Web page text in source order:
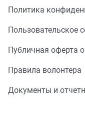
Политика
Пользовательское
Публичная оферта
Правила волонтера
Документы и